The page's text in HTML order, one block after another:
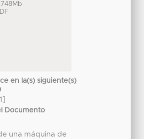
en la(s) siguiente(s)
Documento
una máquina de